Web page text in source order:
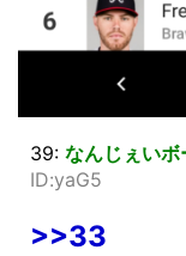
39: なんじぇいボ
ID:yaG5
>>33